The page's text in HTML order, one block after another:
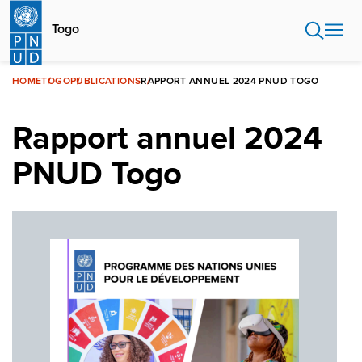
Aller
contenu
principal
Togo
HOMETOGOPUBLICATIONSRAPPORT ANNUEL 2024 PNUD TOGO
Rapport annuel 2024
PNUD Togo